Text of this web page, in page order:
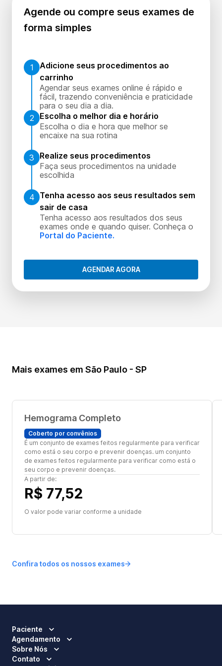
Agende ou compre seus exames de
forma simples
1
Adicione seus procedimentos ao
carrinho
Agendar seus exames online é rápido e
fácil, trazendo conveniência e praticidade
para o seu dia a dia.
2
Escolha o melhor dia e horário
Escolha o dia e hora que melhor se
encaixe na sua rotina
3
Realize seus procedimentos
Faça seus procedimentos na unidade
escolhida
4 Tenha acesso aos seus resultados sem
sair de casa
Tenha acesso aos resultados dos seus
exames onde e quando quiser. Conheça o
Portal do Paciente.
AGENDAR AGORA
Mais exames em São Paulo - SP
Hemograma Completo
Coberto por convênios
É um conjunto de exames feitos regularmente para verificar
como está o seu corpo e prevenir doenças. um conjunto
de exames feitos regularmente para verificar como está o
seu corpo e prevenir doenças.
A partir de:
R$ 77,52
O valor pode variar conforme a unidade
Confira todos os nossos exames
Paciente
Agendamento
Sobre Nós
Contato